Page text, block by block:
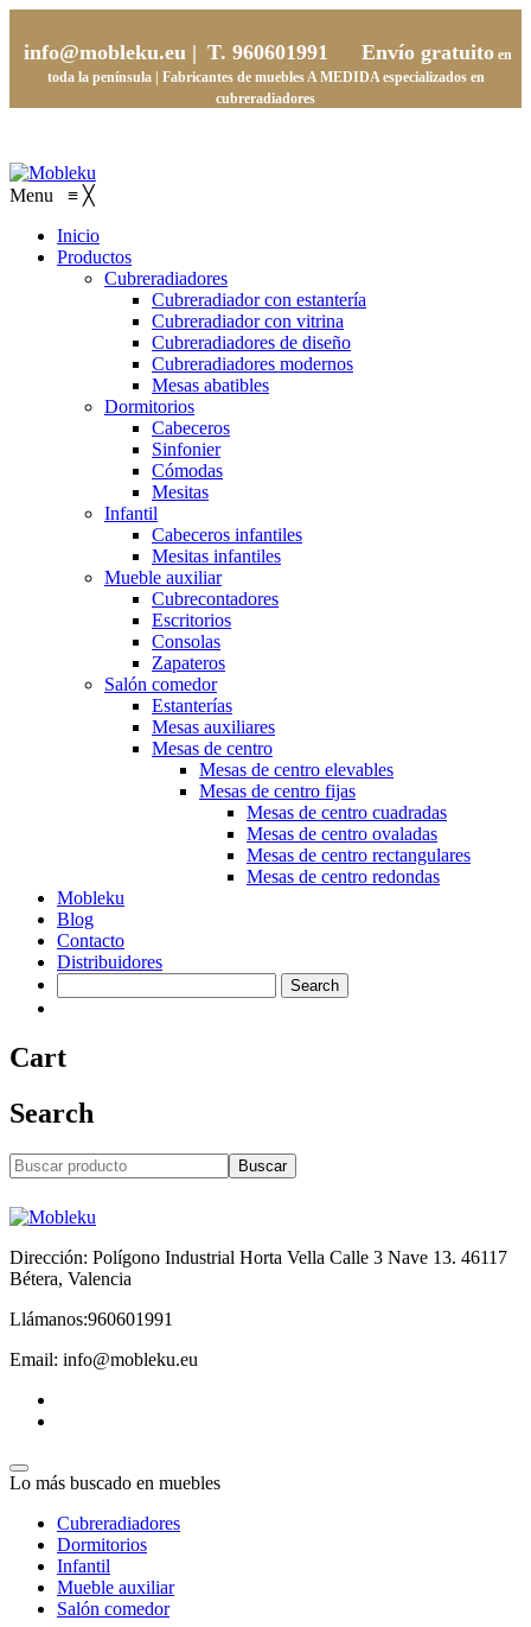
info@mobleku.eu | T. 960601991 Envío gratuito en
toda la península | Fabricantes de mueblesA MEDIDAespecializados en
cubreradiadores
Menu ≡ ╳
Inicio
Productos
Cubreradiadores
Cubreradiador con estantería
Cubreradiador con vitrina
Cubreradiadores de diseño
Cubreradiadores modernos
Mesas abatibles
Dormitorios
Cabeceros
Sinfonier
Cómodas
Mesitas
Infantil
Cabeceros infantiles
Mesitas infantiles
Mueble auxiliar
Cubrecontadores
Escritorios
Consolas
Zapateros
Salón comedor
Estanterías
Mesas auxiliares
Mesas de centro
Mesas de centro elevables
Mesas de centro fijas
Mesas de centro cuadradas
Mesas de centro ovaladas
Mesas de centro rectangulares
Mesas de centro redondas
Mobleku
Blog
Contacto
Distribuidores
Cart
Search
Buscar
Dirección: Polígono Industrial Horta Vella Calle 3 Nave 13. 46117
Bétera, Valencia
Llámanos:960601991
Email: info@mobleku.eu
Lo más buscado en muebles
Cubreradiadores
Dormitorios
Infantil
Mueble auxiliar
Salón comedor